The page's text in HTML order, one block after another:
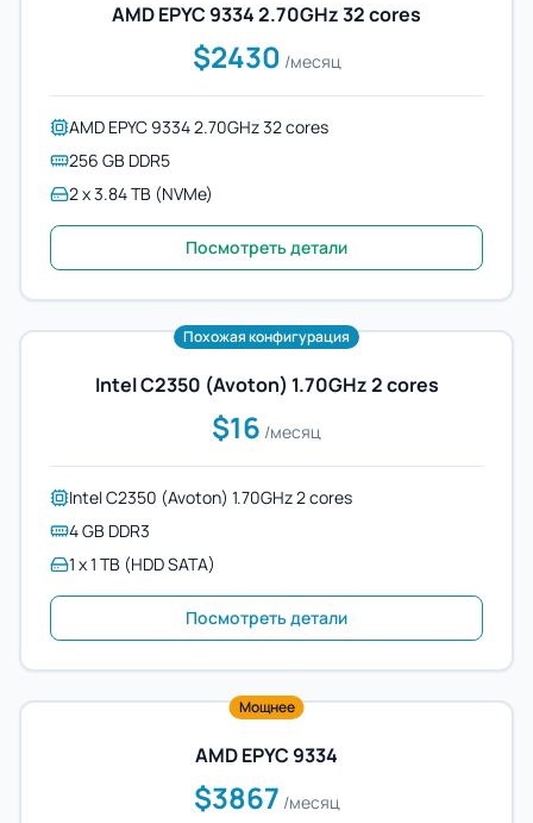
AMD EPYC 9334 2.70GHz 32 cores
$2430 /месяц
AMD EPYC 9334 2.70GHz 32 cores
256 GB DDR5
2 x 3.84 TB (NVMe)
Посмотреть детали
Похожая конфигурация
Intel C2350 (Avoton) 1.70GHz 2 cores
$16 /месяц
Intel C2350 (Avoton) 1.70GHz 2 cores
4 GB DDR3
1 x 1 TB (HDD SATA)
Посмотреть детали
Мощнее
AMD EPYC 9334
$3867 /месяц